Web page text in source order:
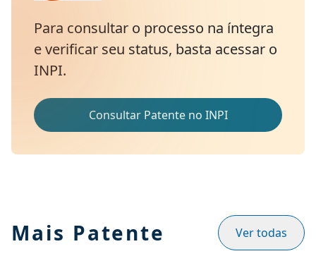
Para consultar o processo na íntegra
e verificar seu status, basta acessar o
INPI.
Consultar Patente no INPI
Mais Patente Ver todas